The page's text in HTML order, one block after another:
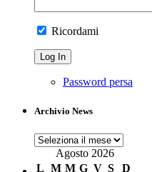
Ricordami
Password persa
Archivio News
Archivio
NewsAgosto 2026
L M M G V S
D